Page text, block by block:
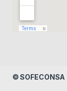
© SOFECONSA